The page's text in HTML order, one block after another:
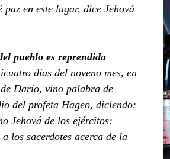
paz en este lugar, dice Jehová
pueblo es reprendida
días del noveno mes, en
Darío, vino palabra de
del profeta Hageo, diciendo:
Jehová de los ejércitos:
los sacerdotes acerca de la